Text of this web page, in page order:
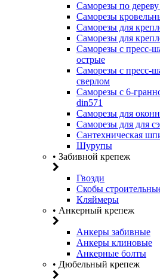
Саморезы по
Саморезы
Саморезы для
Саморезы для
Саморезы с пресс-
острые
Саморезы с пресс-
сверлом
Саморезы с 6-
din571
Саморезы для
Саморезы для для
Сантехническая
Шурупы
• Забивной крепеж
Гвозди
Скобы
Кляймеры
• Анкерный крепеж
Анкеры забивные
Анкеры клиновые
Анкерные болты
• Дюбельный крепеж